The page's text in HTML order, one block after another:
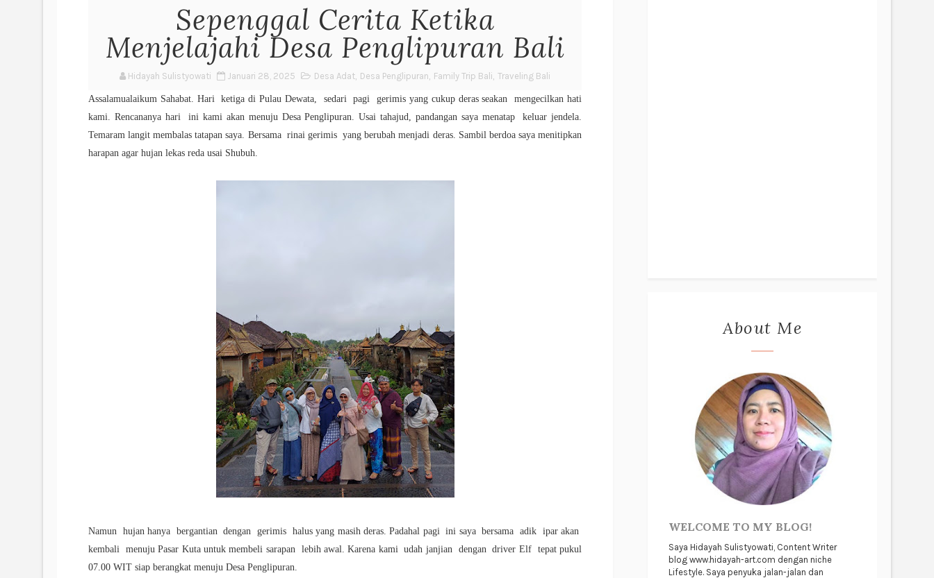
Sepenggal Cerita Ketika
Menjelajahi Desa Penglipuran Bali
Hidayah Sulistyowati Januari 28, 2025 Desa Adat, Desa Penglipuran, Family Trip Bali, Traveling Bali
Assalamualaikum Sahabat. Hari ketiga di Pulau Dewata, sedari pagi gerimis yang cukup deras seakan mengecilkan hati
kami. Rencananya hari ini kami akan menuju Desa Penglipuran. Usai tahajud, pandangan saya menatap keluar jendela.
Temaram langit membalas tatapan saya. Bersama rinai gerimis yang berubah menjadi deras. Sambil berdoa saya menitipkan
harapan agar hujan lekas reda usai Shubuh.
Namun hujan hanya bergantian dengan gerimis halus yang masih deras. Padahal pagi ini saya bersama adik ipar akan
kembali menuju Pasar Kuta untuk membeli sarapan lebih awal. Karena kami udah janjian dengan driver Elf tepat pukul
07.00 WIT siap berangkat menuju Desa Penglipuran.
About Me
WELCOME TO MY BLOG!
Saya Hidayah Sulistyowati, Content Writer
blog www.hidayah-art.com dengan niche
Lifestyle. Saya penyuka jalan-jalan dan